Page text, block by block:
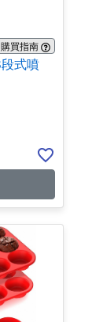
購買指南
式噴